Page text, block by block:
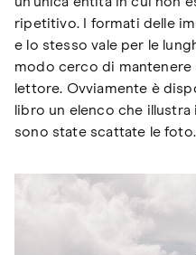
ripetitivo. I formati delle
e lo stesso vale per le
modo cerco di mantenere
lettore. Ovviamente è
libro un elenco che
sono state scattate le foto.